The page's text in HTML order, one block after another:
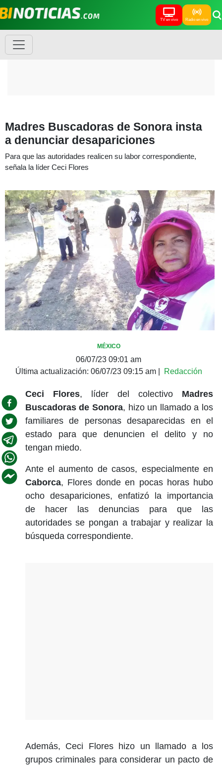
TV en vivo Radio en vivo
Madres Buscadoras de Sonora insta
a denunciar desapariciones
Para que las autoridades realicen su labor correspondiente,
señala la líder Ceci Flores
MÉXICO
06/07/23 09:01 am
Última actualización: 06/07/23 09:15 am| Redacción
Ceci Flores, líder del colectivo Madres
Buscadoras de Sonora, hizo un llamado a los
familiares de personas desaparecidas en el
estado para que denuncien el delito y no
tengan miedo.
Ante el aumento de casos, especialmente en
Caborca, Flores donde en pocas horas hubo
ocho desapariciones, enfatizó la importancia
de hacer las denuncias para que las
autoridades se pongan a trabajar y realizar la
búsqueda correspondiente.
Además, Ceci Flores hizo un llamado a los
grupos criminales para considerar un pacto de